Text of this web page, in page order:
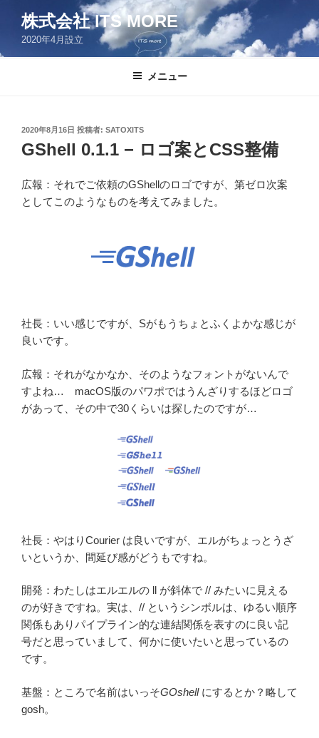
ン
株式会社 ITS MORE
2020年4月設立
メニュー
投
稿
日:
2020年8月16日 投稿者: SATOXITS
GShell 0.1.1 − ロゴ案とCSS整備
広報：それでご依頼のGShellのロゴですが、第ゼロ次案
としてこのようなものを考えてみました。
社長：いい感じですが、Sがもうちょとふくよかな感じが
良いです。
広報：それがなかなか、そのようなフォントがないんで
すよね… macOS版のパワポではうんざりするほどロゴ
があって、その中で30くらいは探したのですが…
社長：やはりCourier は良いですが、エルがちょっとうざ
いというか、間延び感がどうもですね。
開発：わたしはエルエルの ll が斜体で // みたいに見える
のが好きですね。実は、// というシンボルは、ゆるい順序
関係もありパイプライン的な連結関係を表すのに良い記
号だと思っていまして、何かに使いたいと思っているの
です。
基盤：ところで名前はいっそGOshell にするとか？略して
gosh。